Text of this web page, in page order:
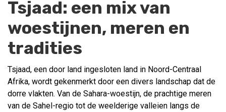
Tsjaad: een mix van
woestijnen, meren en
tradities
Tsjaad, een door land ingesloten land in Noord-Centraal
Afrika, wordt gekenmerkt door een divers landschap dat de
dorre vlakten. Van de Sahara-woestijn, de prachtige meren
van de Sahel-regio tot de weelderige valleien langs de